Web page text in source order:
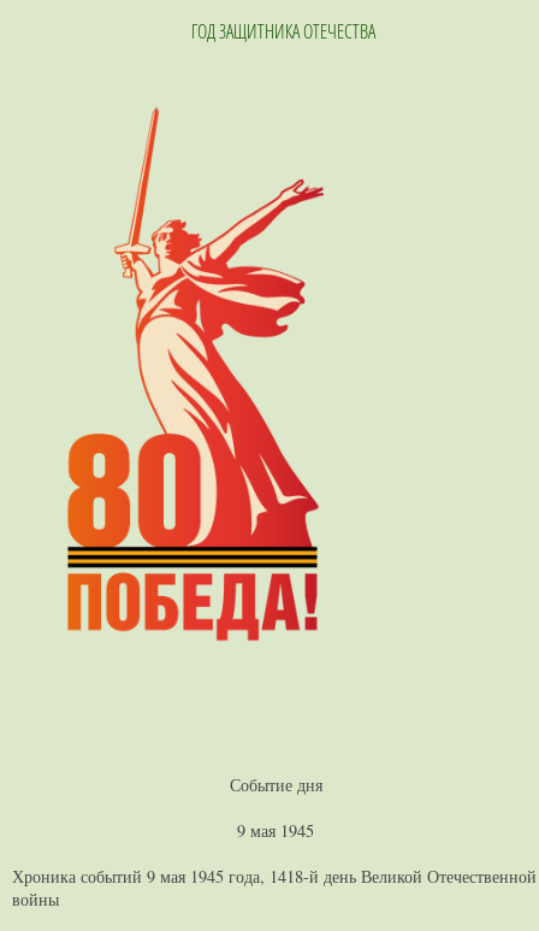
ГОД ЗАЩИТНИКА ОТЕЧЕСТВА
Событие дня
9 мая 1945
Хроника событий 9 мая 1945 года, 1418-й день Великой Отечественной
войны